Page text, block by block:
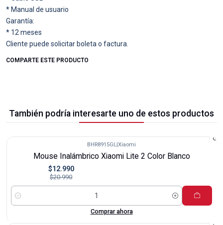
* Manual de usuario
Garantía:
* 12 meses
Cliente puede solicitar boleta o factura.
COMPARTE ESTE PRODUCTO
También podría interesarte uno de estos productos
BHR8915GL|Xiaomi
Mouse Inalámbrico Xiaomi Lite 2 Color Blanco
$12.990
$20.990
Cantidad
Comprar ahora